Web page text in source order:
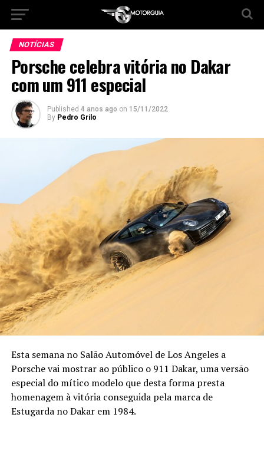
NOTÍCIAS
Porsche celebra vitória no Dakar
com um 911 especial
Published 4 anos ago on 15/11/2022
By Pedro Grilo
Esta semana no Salão Automóvel de Los Angeles a
Porsche vai mostrar ao público o 911 Dakar, uma versão
especial do mítico modelo que desta forma presta
homenagem à vitória conseguida pela marca de
Estugarda no Dakar em 1984.